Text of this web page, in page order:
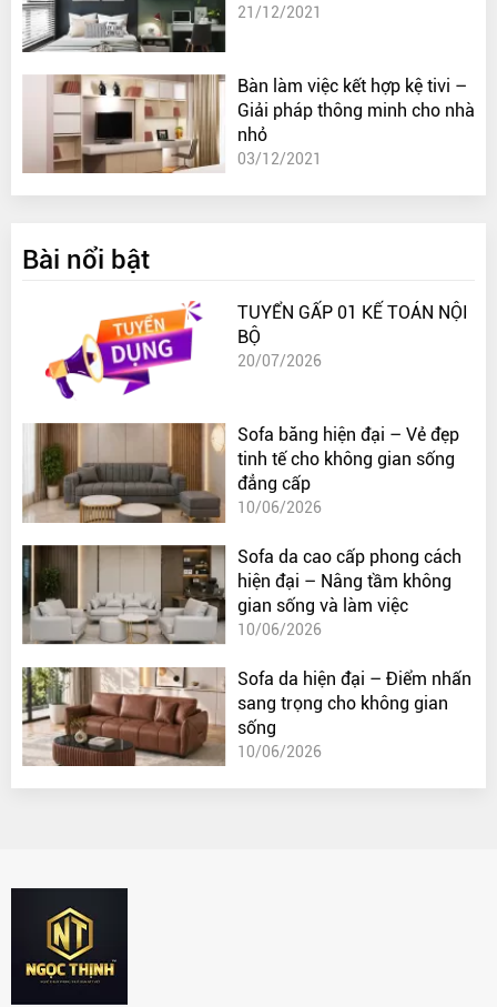
21/12/2021
Bàn làm việc kết hợp kệ tivi –
Giải pháp thông minh cho nhà
nhỏ
03/12/2021
Bài nổi bật
TUYỂN GẤP 01 KẾ TOÁN NỘI
BỘ
20/07/2026
Sofa băng hiện đại – Vẻ đẹp
tinh tế cho không gian sống
đẳng cấp
10/06/2026
Sofa da cao cấp phong cách
hiện đại – Nâng tầm không
gian sống và làm việc
10/06/2026
Sofa da hiện đại – Điểm nhấn
sang trọng cho không gian
sống
10/06/2026